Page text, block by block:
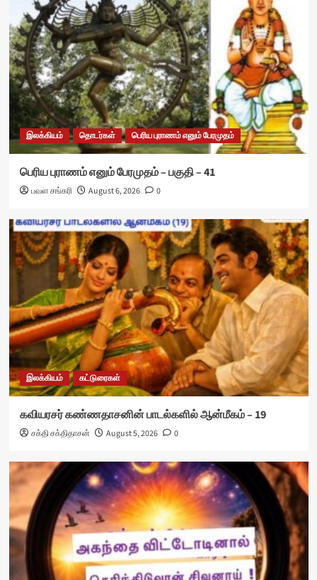
இலக்கியம் தொடர்கள் பெரிய புராணம் எனும் பேரமுதம்
பெரிய புராணம் எனும் பேரமுதம் – பகுதி – 41
பவள சங்கரி August 6, 2026 0
இலக்கியம் கட்டுரைகள்
கவியரசர் கண்ணதாசனின் பாடல்களில் ஆன்மீகம் – 19
சக்தி சக்திதாசன் August 5, 2026 0